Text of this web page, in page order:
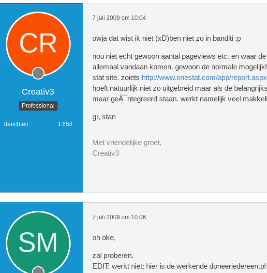
Creativ3
Professional
Berichten 1.658
7 juli 2009 om 10:04
owja dat wist ik niet (xD)ben niet zo in banditi :p
nou niet echt gewoon aantal pageviews etc. en waar
allemaal vandaan komen. gewoon de normale
stat site. zoiets http://www.onestat.com/app/
hoeft natuurlijk niet zo uitgebreid maar als de
maar geÃ¯ntegreerd staan. werkt namelijk veel
gr, stan
Met vriendelijke groet,
Creativ3
7 juli 2009 om 10:06
oh oke,
zal proberen.
EDIT: werkt niet; hier is de werkende